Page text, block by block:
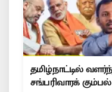
தமிழ்நாட்டில்
சங்பரிவாரக்